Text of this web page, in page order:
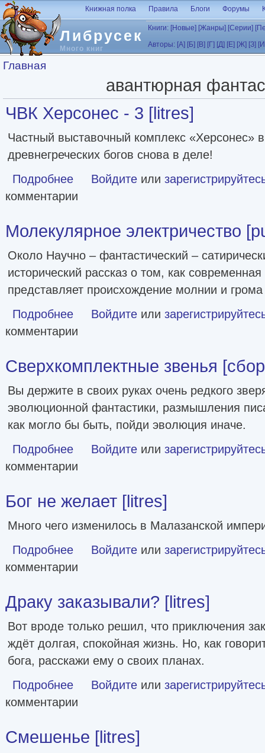
Перейти к основному содержанию
Либрусек
Много книг
Книжная полка Правила Блоги Форумы
Книги: [Новые] [Жанры] [Серии]
Авторы: [А] [Б] [В] [Г] [Д] [Е] [Ж] [З]
Вы здесь
Главная
авантюрная
ЧВК Херсонес - 3 [litres]
Частный выставочный комплекс «Херсонес»
древнегреческих богов снова в деле!
Подробнее о ЧВК Херсонес - 3 [litres]
Войдите или
комментарии
Молекулярное электричество
Около Научно – фантастический –
исторический рассказ о том, как
представляет происхождение молнии и
Подробнее о Молекулярное электричество [publisher: SelfPub]
Войдите или
комментарии
Сверхкомплектные звенья
Вы держите в своих руках очень редкого
эволюционной фантастики, размышления
как могло бы быть, пойди эволюция иначе.
Подробнее о Сверхкомплектные звенья [сборник litres]
Войдите или
комментарии
Бог не желает [litres]
Много чего изменилось в Малазанской
Подробнее о Бог не желает [litres]
Войдите или
комментарии
Драку заказывали? [litres]
Вот вроде только решил, что приключения
ждёт долгая, спокойная жизнь. Но, как
бога, расскажи ему о своих планах.
Подробнее о Драку заказывали? [litres]
Войдите или
комментарии
Смешенье [litres]